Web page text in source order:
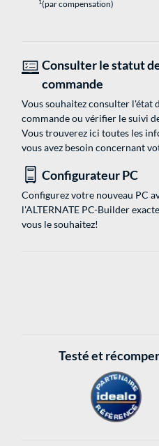
1(par compensation)
Consulter le statut
commande
Vous souhaitez consulter l'état
commande ou vérifier le suivi
Vous trouverez ici toutes les
vous avez besoin concernant
Configurateur PC
Configurez votre nouveau PC
l'ALTERNATE PC-Builder
vous le souhaitez!
Testé et